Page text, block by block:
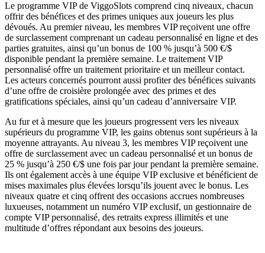
Le programme VIP de ViggoSlots comprend cinq niveaux, chacun
offrir des bénéfices et des primes uniques aux joueurs les plus
dévoués. Au premier niveau, les membres VIP reçoivent une offre
de surclassement comprenant un cadeau personnalisé en ligne et des
parties gratuites, ainsi qu’un bonus de 100 % jusqu’à 500 €/$
disponible pendant la première semaine. Le traitement VIP
personnalisé offre un traitement prioritaire et un meilleur contact.
Les acteurs concernés pourront aussi profiter des bénéfices suivants
d’une offre de croisière prolongée avec des primes et des
gratifications spéciales, ainsi qu’un cadeau d’anniversaire VIP.
Au fur et à mesure que les joueurs progressent vers les niveaux
supérieurs du programme VIP, les gains obtenus sont supérieurs à la
moyenne attrayants. Au niveau 3, les membres VIP reçoivent une
offre de surclassement avec un cadeau personnalisé et un bonus de
25 % jusqu’à 250 €/$ une fois par jour pendant la première semaine.
Ils ont également accès à une équipe VIP exclusive et bénéficient de
mises maximales plus élevées lorsqu’ils jouent avec le bonus. Les
niveaux quatre et cinq offrent des occasions accrues nombreuses
luxueuses, notamment un numéro VIP exclusif, un gestionnaire de
compte VIP personnalisé, des retraits express illimités et une
multitude d’offres répondant aux besoins des joueurs.